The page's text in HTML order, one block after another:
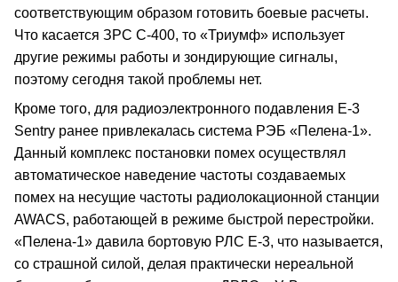
соответствующим образом готовить боевые расчеты.
Что касается ЗРС С-400, то «Триумф» использует
другие режимы работы и зондирующие сигналы,
поэтому сегодня такой проблемы нет.
Кроме того, для радиоэлектронного подавления E-3
Sentry ранее привлекалась система РЭБ «Пелена-1».
Данный комплекс постановки помех осуществлял
автоматическое наведение частоты создаваемых
помех на несущие частоты радиолокационной станции
AWACS, работающей в режиме быстрой перестройки.
«Пелена-1» давила бортовую РЛС Е-3, что называется,
со страшной силой, делая практически нереальной